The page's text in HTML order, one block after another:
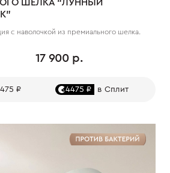
ШЕЛКА “ЛУННЫЙ
с наволочкой из премиального шелка.
17 900 р.
₽ 4475 ₽ в Сплит